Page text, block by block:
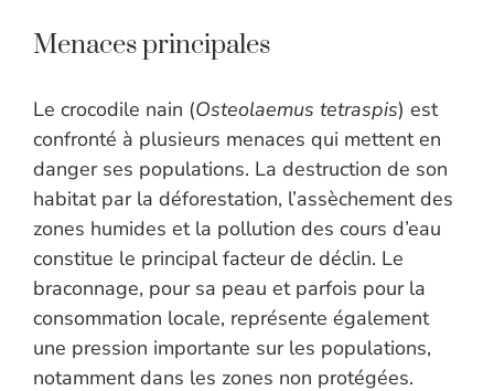
Menaces principales
Le crocodile nain (Osteolaemus tetraspis) est
confronté à plusieurs menaces qui mettent en
danger ses populations. La destruction de son
habitat par la déforestation, l’assèchement des
zones humides et la pollution des cours d’eau
constitue le principal facteur de déclin. Le
braconnage, pour sa peau et parfois pour la
consommation locale, représente également
une pression importante sur les populations,
notamment dans les zones non protégées.